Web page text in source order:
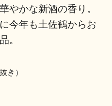
地酒小説
やかな新酒の香り。
今年も土佐鶴からお
。
き）